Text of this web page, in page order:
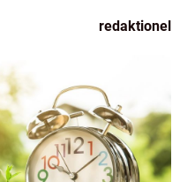
redaktionel